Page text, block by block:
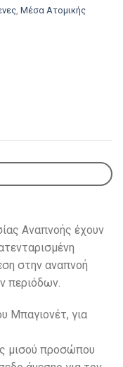
Μέσα Ατομικής
Αναπνοής έχουν
στην αναπνοή
περιόδων.
Μπαγιονέτ, για
μισού προσώπου